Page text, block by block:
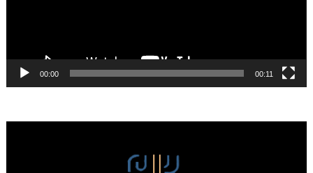
00:00 00:11